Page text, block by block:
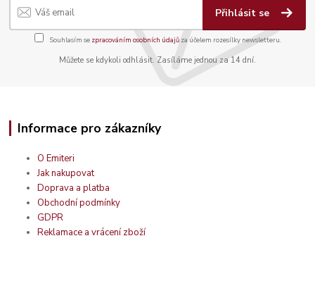
Přihlásit se
Souhlasím se zpracováním osobních údajůza účelem rozesílky newsletteru.
Můžete se kdykoli odhlásit. Zasíláme jednou za 14 dní.
Informace pro zákazníky
O Emiteri
Jak nakupovat
Doprava a platba
Obchodní podmínky
GDPR
Reklamace a vrácení zboží